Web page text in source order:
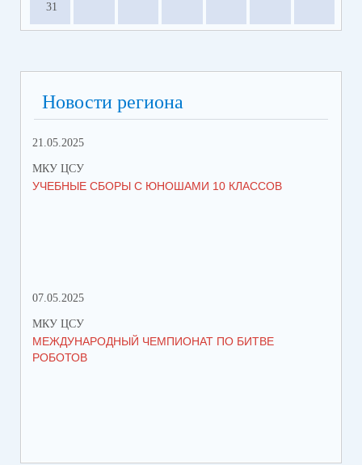
31
Новости региона
21.05.2025
МКУ ЦСУ
УЧЕБНЫЕ СБОРЫ С ЮНОШАМИ 10 КЛАССОВ
07.05.2025
МКУ ЦСУ
МЕЖДУНАРОДНЫЙ ЧЕМПИОНАТ ПО БИТВЕ
РОБОТОВ